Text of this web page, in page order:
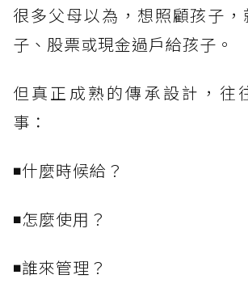
很多父母以為，想照顧孩子
子、股票或現金過戶給孩子。
但真正成熟的傳承設計，往
事：
◾什麼時候給？
◾怎麼使用？
◾誰來管理？